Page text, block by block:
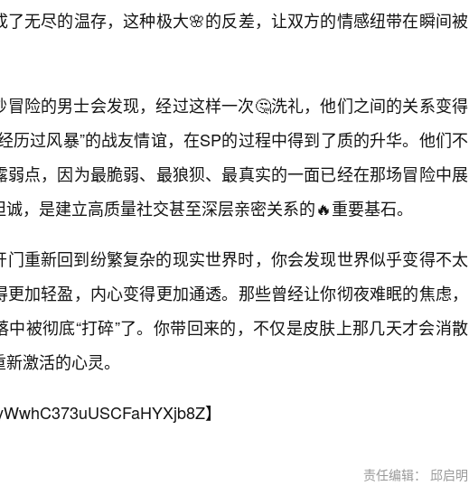
了无尽的温存，这种极大🌸的反差，让双方的情感纽带在瞬间被
冒险的男士会发现，经过这样一次🤔洗礼，他们之间的关系变得
历过风暴”的战友情谊，在SP的过程中得到了质的升华。他们不
点，因为最脆弱、最狼狈、最真实的一面已经在那场冒险中展
，是建立高质量社交甚至深层亲密关系的🔥重要基石。
门重新回到纷繁复杂的现实世界时，你会发现世界似乎变得不太
加轻盈，内心变得更加通透。那些曾经让你彻夜难眠的焦虑，
被彻底“打碎”了。你带回来的，不仅是皮肤上那几天才会消散
激活的心灵。
】
责任编辑： 邱启明